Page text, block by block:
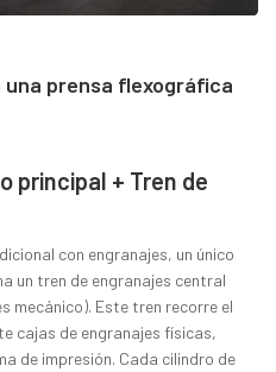
prensa flexográfica
principal + Tren de
con engranajes, un único
un tren de engranajes central
mecánico). Este tren recorre el
cajas de engranajes físicas,
de impresión. Cada cilindro de